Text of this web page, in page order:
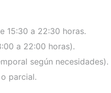
15:30 a 22:30 horas.
a 22:00 horas).
según necesidades).
parcial.